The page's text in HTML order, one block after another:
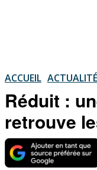
ACCUEIL
Réduit :
retrouve